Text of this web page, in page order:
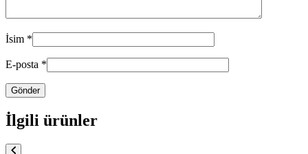
İsim *
E-posta *
İlgili ürünler